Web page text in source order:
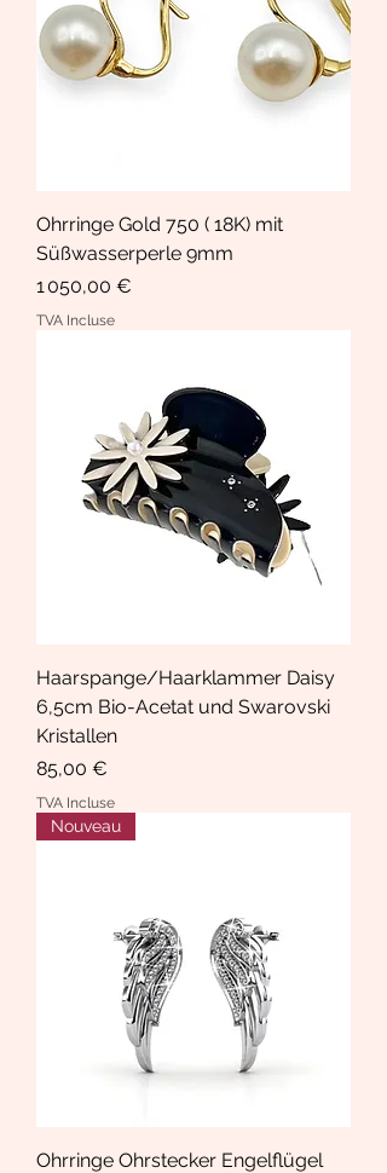
Ohrringe Gold 750 ( 18K) mit
Süßwasserperle 9mm
Prix
1 050,00 €
TVA Incluse
Haarspange/Haarklammer Daisy
6,5cm Bio-Acetat und Swarovski
Kristallen
Prix
85,00 €
TVA Incluse
Nouveau
Ohrringe Ohrstecker Engelflügel